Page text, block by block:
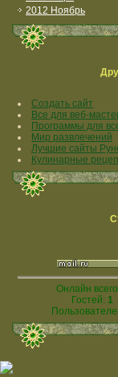
2012 Ноябрь
Создать сайт
Все для веб-
Программы для
Мир развлечений
Лучшие сайты
Кулинарные
Онлайн
Гостей: 1